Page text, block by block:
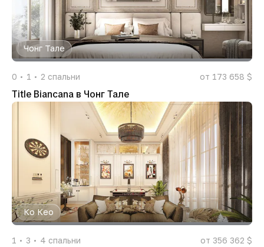
Чонг Тале
0 1 2 спальни от 173 658 $
Title Biancana в Чонг Тале
Ко Кео
1 3 4 спальни от 356 362 $